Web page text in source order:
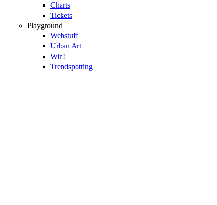
Charts
Tickets
Playground
Webstuff
Urban Art
Win!
Trendspotting